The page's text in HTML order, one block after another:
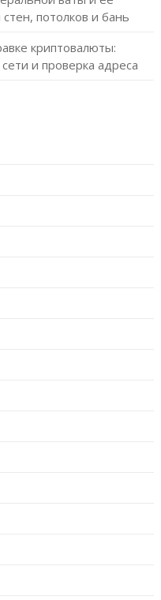
потолков и бань
криптовалюты:
и проверка адреса